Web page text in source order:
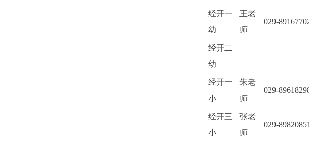
经开一
幼
王老
师
029-
经开二
幼
经开一
小
朱老
师
029-
经开三
小
张老
师
029-89820851